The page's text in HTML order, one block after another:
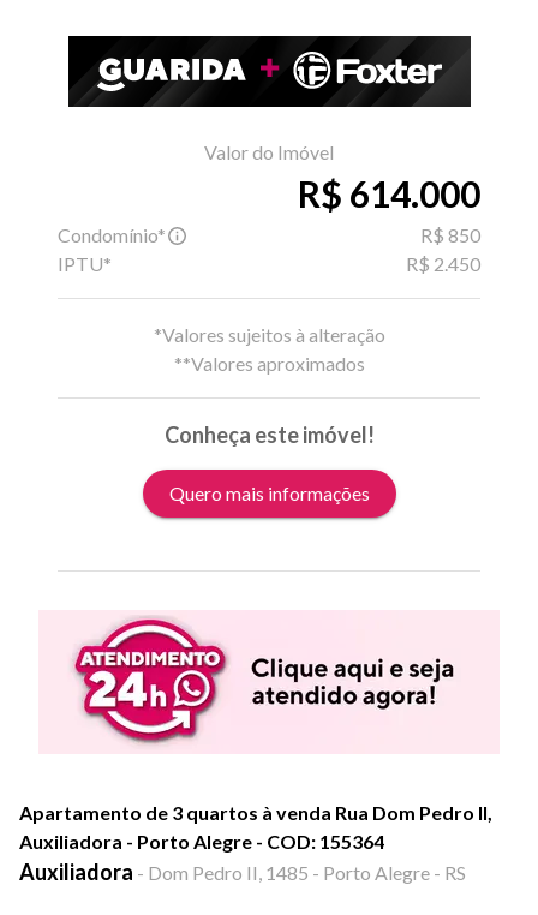
Valor do Imóvel
R$ 614.000
Condomínio*
R$ 850
IPTU*
R$ 2.450
*Valores sujeitos à alteração
**Valores aproximados
Conheça este imóvel!
Quero mais informações
Apartamento de 3 quartos à venda Rua Dom Pedro II,
Auxiliadora - Porto Alegre - COD: 155364
Auxiliadora - Dom Pedro II, 1485 - Porto Alegre - RS